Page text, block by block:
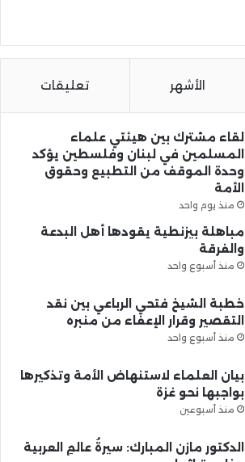
الأشهر تعليقات
لقاء مشترك بين هيئتي علماء
المسلمين في لبنان وفلسطين يؤكد
وحدة الموقف من التطبيع وحقوق
الأمة
منذ يوم واحد
مباهلة بيزنطية يقودها أهل البدعة
والفرقة
منذ أسبوع واحد
خطبة الشيخ فتحي الرباعي بين نقد
التقصير وقرار الإعفاء من منبره
منذ أسبوع واحد
بيان العلماء لاستنهاض الأمة وتذكيرها
بواجبها نحو غزة
منذ أسبوعين
الدكتور مازن المبارك: سيرةُ عالمِ العربية